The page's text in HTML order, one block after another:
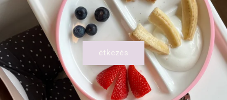
étkezés